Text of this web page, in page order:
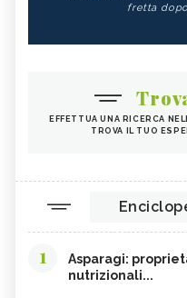
fretta
EFFETTUA UNA RICERCA
TROVA IL TUO
1
Asparagi:
nutrizionali...